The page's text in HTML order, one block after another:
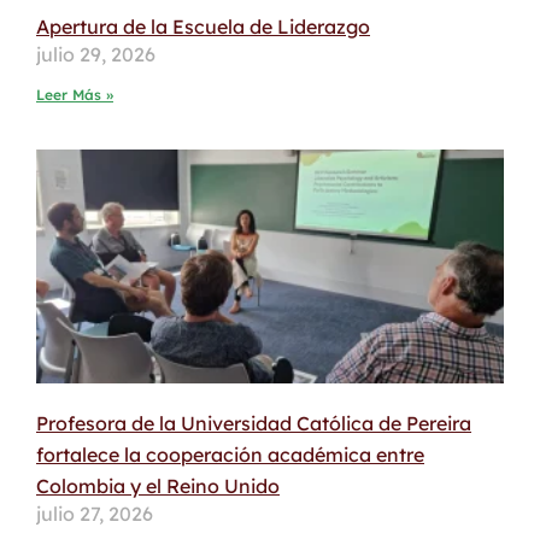
Apertura de la Escuela de Liderazgo
julio 29, 2026
Leer Más »
Profesora de la Universidad Católica de Pereira
fortalece la cooperación académica entre
Colombia y el Reino Unido
julio 27, 2026